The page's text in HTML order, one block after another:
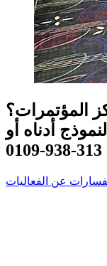
المؤتمرات؟
أدناه أو
عن الفعاليات